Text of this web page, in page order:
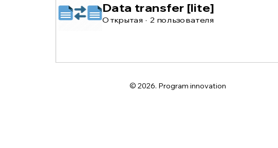
Data transfer [lite]
Открытая · 2 пользователя
© 2026. Program innovation